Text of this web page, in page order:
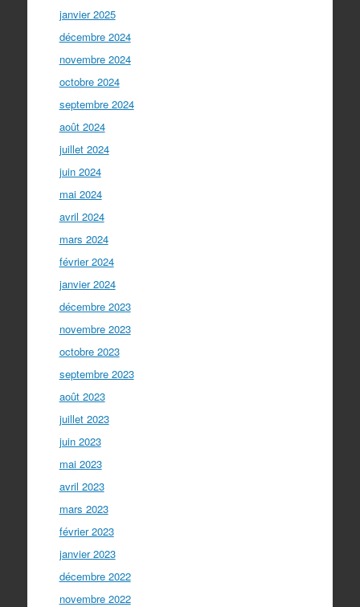
janvier 2025
décembre 2024
novembre 2024
octobre 2024
septembre 2024
août 2024
juillet 2024
juin 2024
mai 2024
avril 2024
mars 2024
février 2024
janvier 2024
décembre 2023
novembre 2023
octobre 2023
septembre 2023
août 2023
juillet 2023
juin 2023
mai 2023
avril 2023
mars 2023
février 2023
janvier 2023
décembre 2022
novembre 2022